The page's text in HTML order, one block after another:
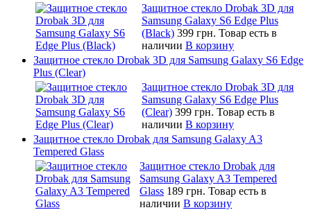
Защитное стекло Drobak 3D для
Samsung Galaxy S6 Edge Plus
(Black) 399 грн. Товар есть в
наличии В корзину
Защитное стекло Drobak 3D для Samsung Galaxy S6 Edge
Plus (Clear)
Защитное стекло Drobak 3D для
Samsung Galaxy S6 Edge Plus
(Clear) 399 грн. Товар есть в
наличии В корзину
Защитное стекло Drobak для Samsung Galaxy A3
Tempered Glass
Защитное стекло Drobak для
Samsung Galaxy A3 Tempered
Glass 189 грн. Товар есть в
наличии В корзину